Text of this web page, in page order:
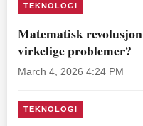
TEKNOLOGI
Matematisk
virkelige problemer?
March 4, 2026 4:24 PM
TEKNOLOGI